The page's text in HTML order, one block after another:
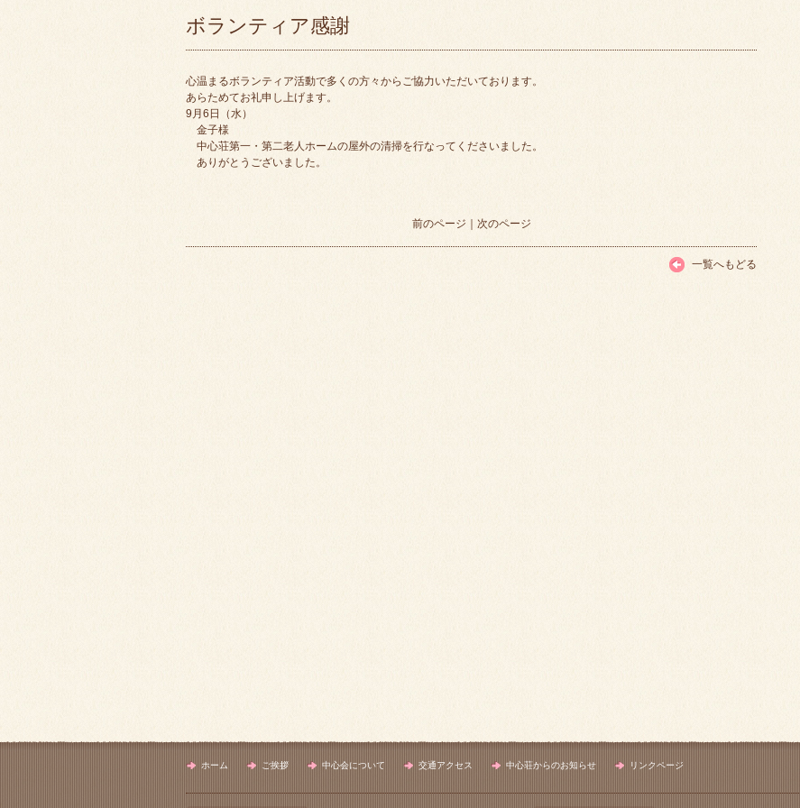
ボランティア感謝
心温まるボランティア活動で多くの方々からご協力いただいております。
あらためてお礼申し上げます。
9月6日（水）
金子様
中心荘第一・第二老人ホームの屋外の清掃を行なってくださいました。
ありがとうございました。
前のページ 次のページ
一覧へもどる
ホーム ご挨拶 中心会について 交通アクセス 中心荘からのお知らせ リンクページ